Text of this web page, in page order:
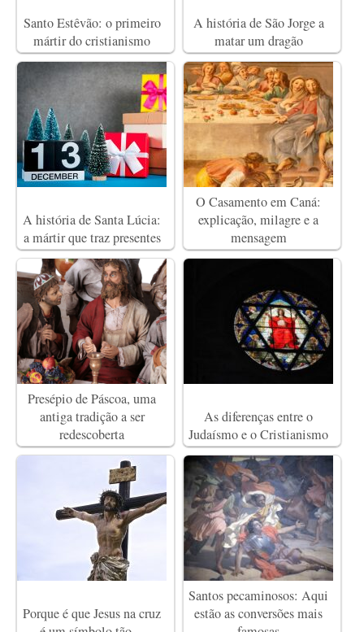
Santo Estêvão: o primeiro
mártir do cristianismo
A história de São Jorge a
matar um dragão
A história de Santa Lúcia:
a mártir que traz presentes
O Casamento em Caná:
explicação, milagre e a
mensagem
Presépio de Páscoa, uma
antiga tradição a ser
redescoberta
As diferenças entre o
Judaísmo e o Cristianismo
Porque é que Jesus na cruz
Santos pecaminosos: Aqui
estão as conversões mais